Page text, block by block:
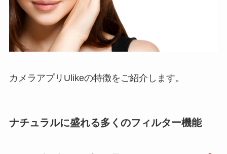
カメラアプリUlikeの特徴をご紹介します。
ナチュラルに盛れる多くのフィルター機能